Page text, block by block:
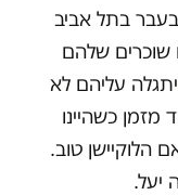
בעבר בתל אביב
שוכרים שלהם
עליהם לא
מזמן כשהיינו
הלוקיישן טוב.
יעל.